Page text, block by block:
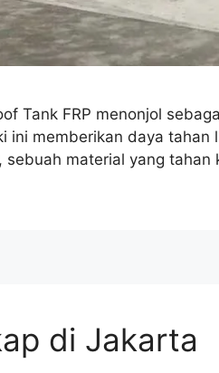
Tank FRP menonjol
ini memberikan daya
material yang
di Jakarta